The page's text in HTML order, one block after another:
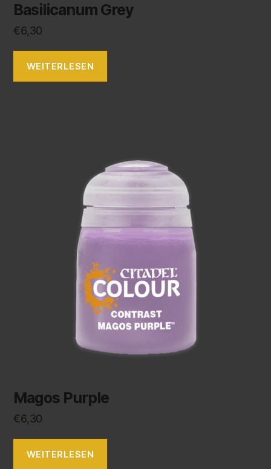
Basilicanum Grey
€6,30
WEITERLESEN
Magos Purple
€6,30
WEITERLESEN